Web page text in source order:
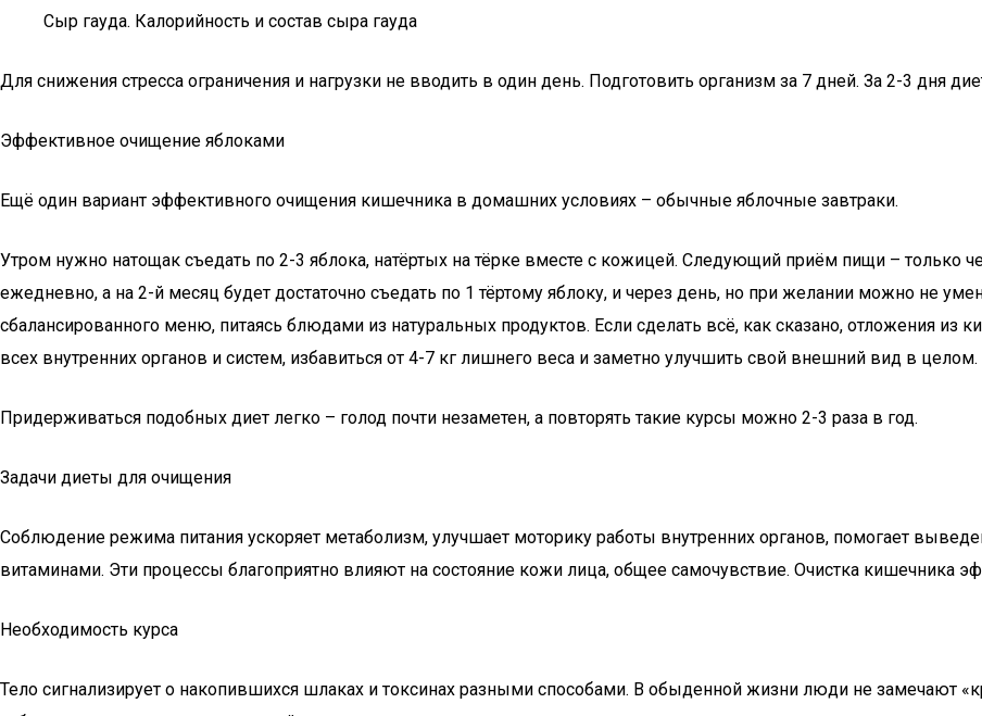
Сыр гауда. Калорийность и состав сыра гауда
Для снижения стресса ограничения и нагрузки не вводить в один день. Подготовить организм за 7 дней. За 2-3 дня
Эффективное очищение яблоками
Ещё один вариант эффективного очищения кишечника в домашних условиях – обычные яблочные завтраки.
Утром нужно натощак съедать по 2-3 яблока, натёртых на тёрке вместе с кожицей. Следующий приём пищи – только
ежедневно, а на 2-й месяц будет достаточно съедать по 1 тёртому яблоку, и через день, но при желании можно не
сбалансированного меню, питаясь блюдами из натуральных продуктов. Если сделать всё, как сказано, отложения из
всех внутренних органов и систем, избавиться от 4-7 кг лишнего веса и заметно улучшить свой внешний вид в целом.
Придерживаться подобных диет легко – голод почти незаметен, а повторять такие курсы можно 2-3 раза в год.
Задачи диеты для очищения
Соблюдение режима питания ускоряет метаболизм, улучшает моторику работы внутренних органов, помогает
витаминами. Эти процессы благоприятно влияют на состояние кожи лица, общее самочувствие. Очистка кишечника
Необходимость курса
Тело сигнализирует о накопившихся шлаках и токсинах разными способами. В обыденной жизни люди не замечают